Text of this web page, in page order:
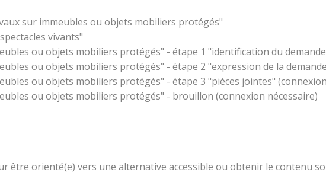
sur immeubles ou objets mobiliers protégés"
vivants"
ou objets mobiliers protégés" - étape 1 "identification du
ou objets mobiliers protégés" - étape 2 "expression de la
ou objets mobiliers protégés" - étape 3 "pièces jointes"
ou objets mobiliers protégés" - brouillon (connexion nécessaire)
être orienté(e) vers une alternative accessible ou obtenir le contenu